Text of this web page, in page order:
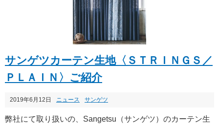
サンゲツカーテン生地〈ＳＴＲＩＮＧＳ／
ＰＬＡＩＮ〉ご紹介
2019年6月12日 ニュース サンゲツ
弊社にて取り扱いの、Sangetsu（サンゲツ）のカーテン生